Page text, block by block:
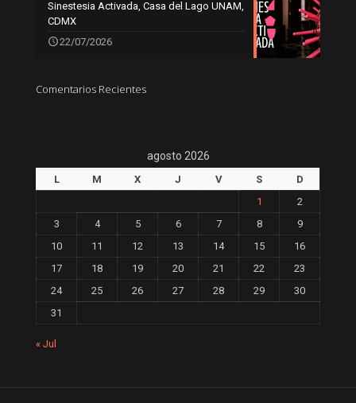
Sinestesia Activada, Casa del Lago UNAM,
CDMX
22/07/2026
Comentarios Recientes
agosto 2026
L M X J V S
D
1
2
3
4 5 6 7 8
9
10
11 12 13 14 15
16
17
18 19 20 21 22
23
24
25 26 27 28 29
30
31
« Jul